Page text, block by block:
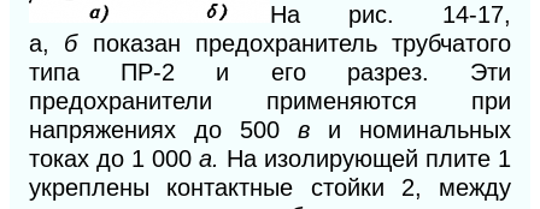
На рис. 14-17,
а, б показан предохранитель трубчатого
типа ПР-2 и его разрез. Эти
предохранители применяются при
напряжениях до 500 в и номинальных
токах до 1 000 а. На изолирующей плите 1
укреплены контактные стойки 2, между